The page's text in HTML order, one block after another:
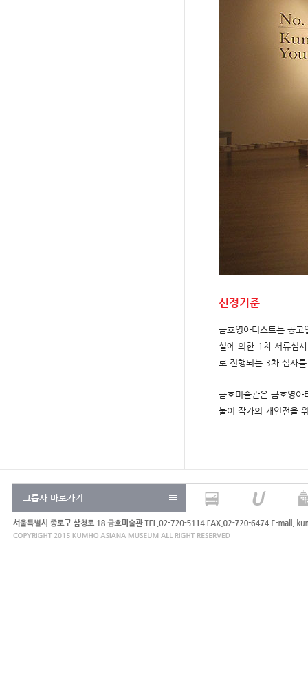
선정기준
금호영아티스트는 공
실에 의한 1차 서류심
로 진행되는 3차 심사
금호미술관은 금호영
불어 작가의 개인전을
그룹사 바로가기